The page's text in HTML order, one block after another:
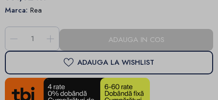
Marca: Rea
- + ADAUGA IN COS
ADAUGA LA WISHLIST